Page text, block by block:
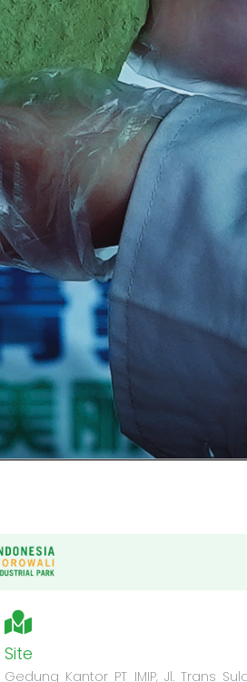
Site
Gedung Kantor PT IMIP, Jl. Trans